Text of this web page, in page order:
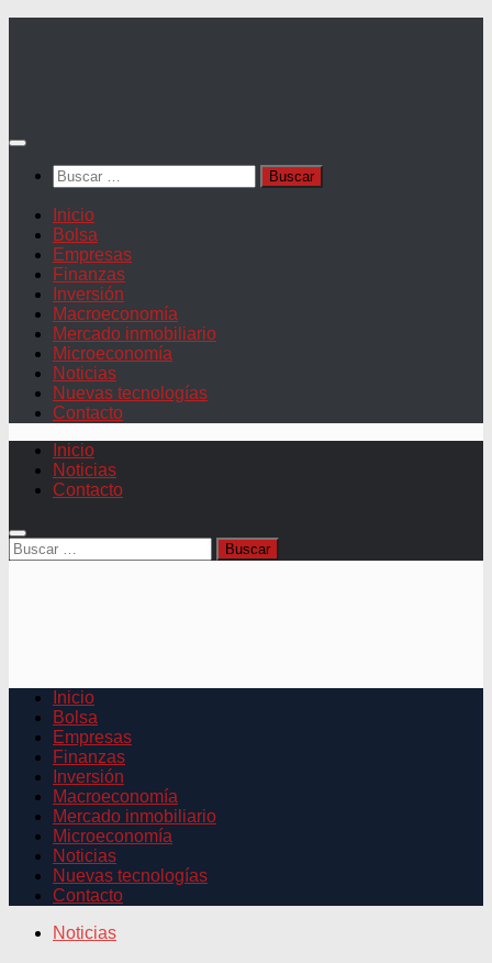
Buscar:
Inicio
Bolsa
Empresas
Finanzas
Inversión
Macroeconomía
Mercado inmobiliario
Microeconomía
Noticias
Nuevas tecnologías
Contacto
Inicio
Noticias
Contacto
Buscar:
Inicio
Bolsa
Empresas
Finanzas
Inversión
Macroeconomía
Mercado inmobiliario
Microeconomía
Noticias
Nuevas tecnologías
Contacto
Noticias